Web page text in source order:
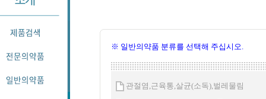
※ 일반의약품 분류를 선택해 주십시오.
관절염,근육통,살균(소독),벌레물림